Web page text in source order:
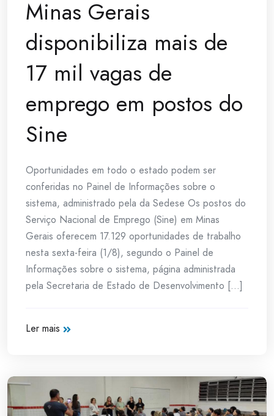
Minas Gerais
disponibiliza mais de
17 mil vagas de
emprego em postos do
Sine
Oportunidades em todo o estado podem ser
conferidas no Painel de Informações sobre o
sistema, administrado pela da Sedese Os postos do
Serviço Nacional de Emprego (Sine) em Minas
Gerais oferecem 17.129 oportunidades de trabalho
nesta sexta-feira (1/8), segundo o Painel de
Informações sobre o sistema, página administrada
pela Secretaria de Estado de Desenvolvimento [...]
Ler mais